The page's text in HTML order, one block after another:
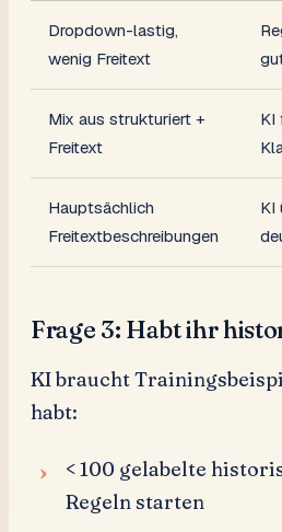
Dropdown-lastig,
wenig Freitext
Mix aus strukturiert +
Freitext
KI
Hauptsächlich
Freitextbeschreibungen
KI
Frage 3: Habt ihr
KI braucht
habt:
< 100 gelabelte
Regeln starten